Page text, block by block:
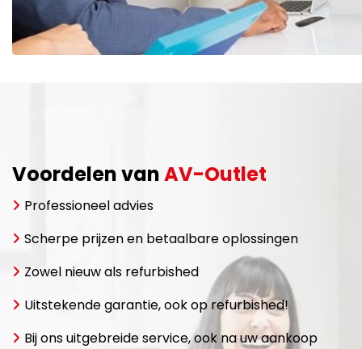
Voordelen vanAV-Outlet
Professioneel advies
Scherpe prijzen en betaalbare oplossingen
Zowel nieuw als refurbished
Uitstekende garantie, ook op refurbished!
Bij ons uitgebreide service, ook na uw aankoop